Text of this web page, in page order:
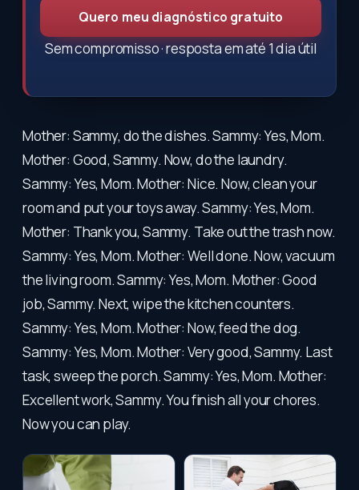
Quero meu diagnóstico gratuito
Sem compromisso · resposta em até 1 dia útil
Mother: Sammy, do the dishes. Sammy: Yes, Mom.
Mother: Good, Sammy. Now, do the laundry.
Sammy: Yes, Mom. Mother: Nice. Now, clean your
room and put your toys away. Sammy: Yes, Mom.
Mother: Thank you, Sammy. Take out the trash now.
Sammy: Yes, Mom. Mother: Well done. Now, vacuum
the living room. Sammy: Yes, Mom. Mother: Good
job, Sammy. Next, wipe the kitchen counters.
Sammy: Yes, Mom. Mother: Now, feed the dog.
Sammy: Yes, Mom. Mother: Very good, Sammy. Last
task, sweep the porch. Sammy: Yes, Mom. Mother:
Excellent work, Sammy. You finish all your chores.
Now you can play.